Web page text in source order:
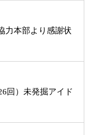
力本部より感謝状
回）未発掘アイド